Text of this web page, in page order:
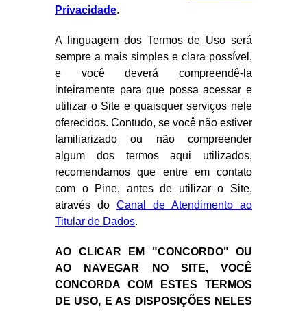
Privacidade.
A linguagem dos Termos de Uso será
sempre a mais simples e clara possível,
e você deverá compreendê-la
inteiramente para que possa acessar e
utilizar o Site e quaisquer serviços nele
oferecidos. Contudo, se você não estiver
familiarizado ou não compreender
algum dos termos aqui utilizados,
recomendamos que entre em contato
com o Pine, antes de utilizar o Site,
através do Canal de Atendimento ao
Titular de Dados.
AO CLICAR EM "CONCORDO" OU
AO NAVEGAR NO SITE, VOCÊ
CONCORDA COM ESTES TERMOS
DE USO, E AS DISPOSIÇÕES NELES